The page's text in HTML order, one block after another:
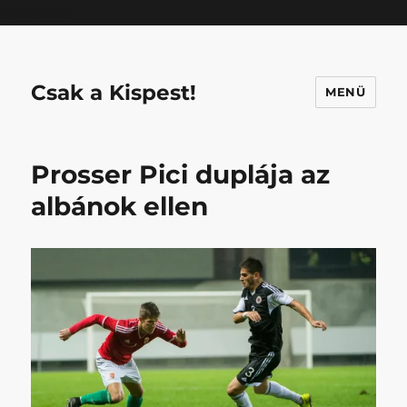
Csak a Kispest! MENÜ
Prosser Pici duplája az
albánok ellen